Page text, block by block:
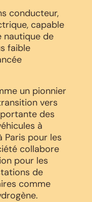
conducteur,
capable
nautique de
faible
un pionnier
vers
des
à
Paris pour les
collabore
pour les
de
comme